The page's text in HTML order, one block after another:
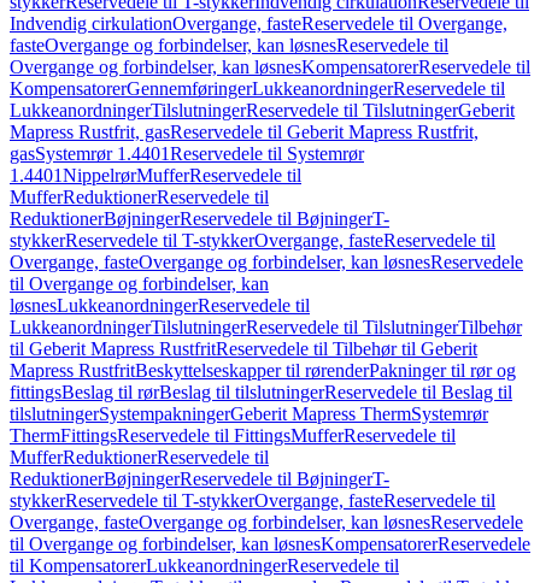
Indvendig cirkulationOvergange, fasteReservedele til Overgange,
fasteOvergange og forbindelser, kan løsnesReservedele til
Overgange og forbindelser, kan løsnesKompensatorerReservedele til
KompensatorerGennemføringerLukkeanordningerReservedele til
LukkeanordningerTilslutningerReservedele til TilslutningerGeberit
Mapress Rustfrit, gasReservedele til Geberit Mapress Rustfrit,
gasSystemrør 1.4401Reservedele til Systemrør
1.4401NippelrørMufferReservedele til
MufferReduktionerReservedele til
ReduktionerBøjningerReservedele til BøjningerT-
stykkerReservedele til T-stykkerOvergange, fasteReservedele til
Overgange, fasteOvergange og forbindelser, kan løsnesReservedele
til Overgange og forbindelser, kan
løsnesLukkeanordningerReservedele til
LukkeanordningerTilslutningerReservedele til TilslutningerTilbehør
til Geberit Mapress RustfritReservedele til Tilbehør til Geberit
Mapress RustfritBeskyttelseskapper til rørenderPakninger til rør og
fittingsBeslag til rørBeslag til tilslutningerReservedele til Beslag til
tilslutningerSystempakningerGeberit Mapress ThermSystemrør
ThermFittingsReservedele til FittingsMufferReservedele til
MufferReduktionerReservedele til
ReduktionerBøjningerReservedele til BøjningerT-
stykkerReservedele til T-stykkerOvergange, fasteReservedele til
Overgange, fasteOvergange og forbindelser, kan løsnesReservedele
til Overgange og forbindelser, kan løsnesKompensatorerReservedele
til KompensatorerLukkeanordningerReservedele til